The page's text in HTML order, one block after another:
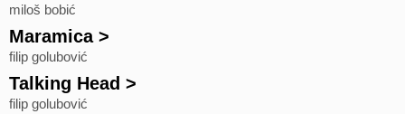
miloš bobić
Maramica>
filip golubović
Talking Head >
filip golubović